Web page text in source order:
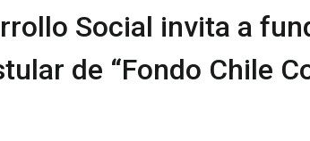
Social invita a
de “Fondo Chile